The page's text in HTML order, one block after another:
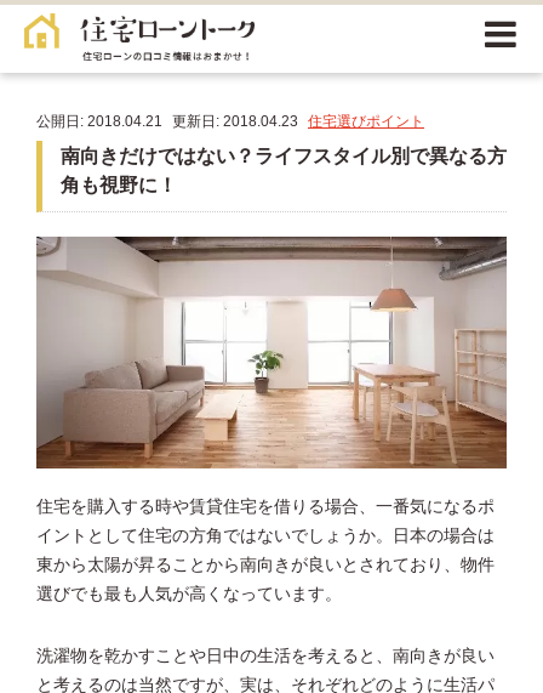
公開日: 2018.04.21 更新日: 2018.04.23 住宅選びポイント
南向きだけではない？ライフスタイル別で異なる方
角も視野に！
住宅を購入する時や賃貸住宅を借りる場合、一番気になるポ
イントとして住宅の方角ではないでしょうか。日本の場合は
東から太陽が昇ることから南向きが良いとされており、物件
選びでも最も人気が高くなっています。
洗濯物を乾かすことや日中の生活を考えると、南向きが良い
と考えるのは当然ですが、実は、それぞれどのように生活パ